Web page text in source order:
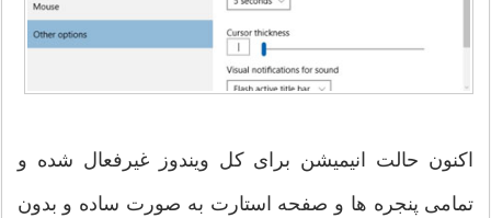
اکنون حالت انیمیشن برای کل ویندوز غیرفعال شده و
تمامی پنجره ها و صفحه استارت به صورت ساده و بدون